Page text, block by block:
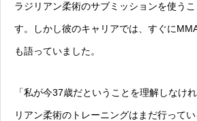
ラジリアン柔術のサブミッションを使う
す。しかし彼のキャリアでは、すぐに
も語っていました。
「私が今37歳だということを理解しなけ
リアン柔術のトレーニングはまだ行って